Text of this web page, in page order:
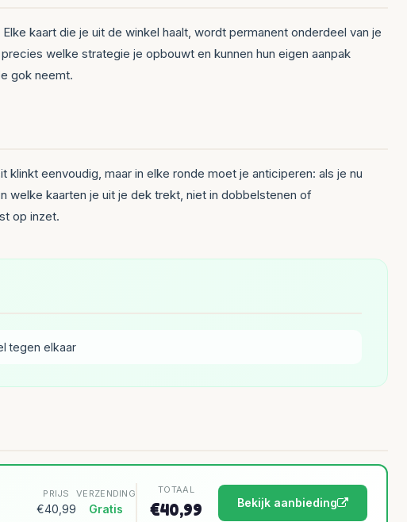
kaart die je uit de winkel haalt, wordt permanent onderdeel van je
welke strategie je opbouwt en kunnen hun eigen aanpak
gok neemt.
eenvoudig, maar in elke ronde moet je anticiperen: als je nu
welke kaarten je uit je dek trekt, niet in dobbelstenen of
op inzet.
tegen elkaar
PRIJS
€40,99
VERZENDING
Gratis
TOTAAL
€40,99 Bekijk aanbieding